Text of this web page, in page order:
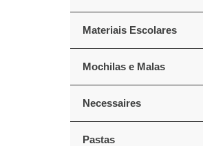
Materiais Escolares
Mochilas e Malas
Necessaires
Pastas